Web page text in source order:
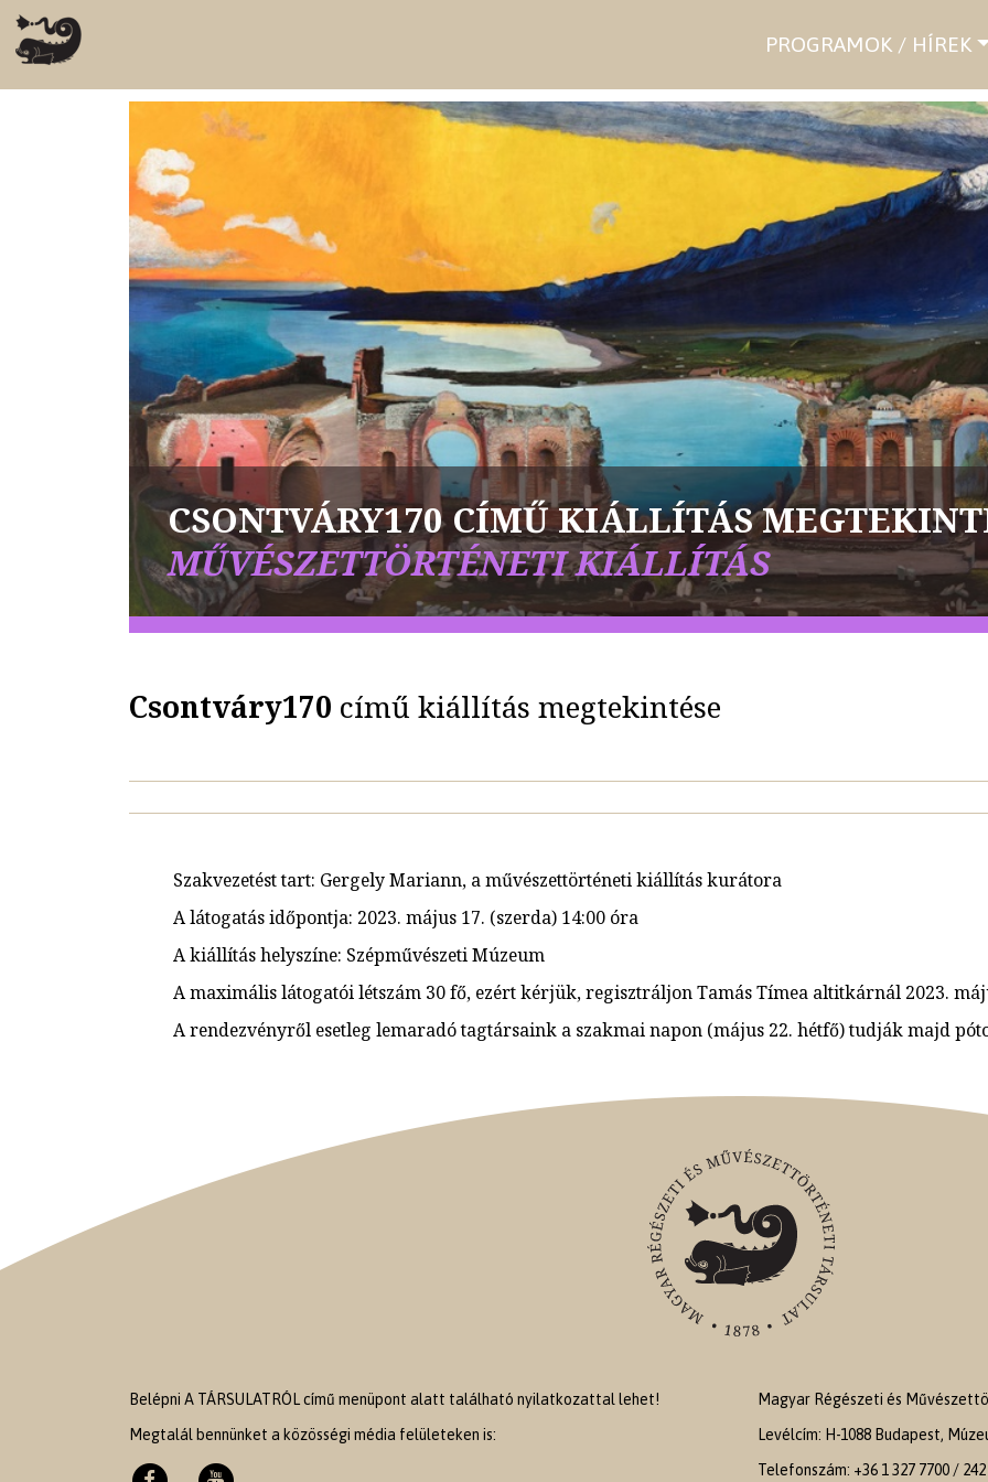
PROGRAMOK / HÍREK
CSONTVÁRY170 CÍMŰ KIÁLLÍTÁS
MŰVÉSZETTÖRTÉNETI KIÁLLÍTÁS
Csontváry170 című kiállítás megtekintése
Szakvezetést tart: Gergely Mariann, a művészettörténeti kiállítás kurátora
A látogatás időpontja: 2023. május 17. (szerda) 14:00 óra
A kiállítás helyszíne: Szépművészeti Múzeum
A maximális látogatói létszám 30 fő, ezért kérjük, regisztráljon Tamás Tímea altitkárnál 2023.
A rendezvényről esetleg lemaradó tagtársaink a szakmai napon (május 22. hétfő) tudják majd
Belépni A TÁRSULATRÓL című menüpont alatt található nyilatkozattal lehet!
Megtalál bennünket a közösségi média felületeken is:
Magyar Régészeti és
Levélcím: H-1088 Budapest,
Telefonszám: +36 1 327 7700 / 242